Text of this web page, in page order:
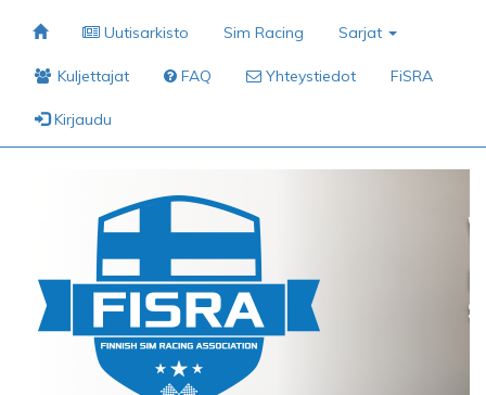
Uutisarkisto Sim Racing Sarjat
Kuljettajat FAQ Yhteystiedot FiSRA
Kirjaudu